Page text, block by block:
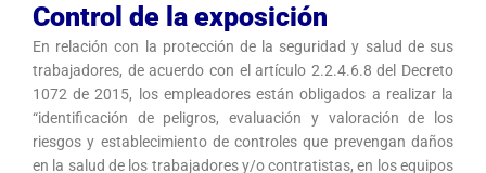
Control de la exposición
En relación con la protección de la seguridad y salud de sus
trabajadores, de acuerdo con el artículo 2.2.4.6.8 del Decreto
1072 de 2015, los empleadores están obligados a realizar la
“identificación de peligros, evaluación y valoración de los
riesgos y establecimiento de controles que prevengan daños
en la salud de los trabajadores y/o contratistas, en los equipos